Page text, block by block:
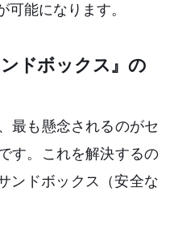
能になります。
ドボックス』の
最も懸念されるのがセ
す。これを解決するの
ンドボックス（安全な